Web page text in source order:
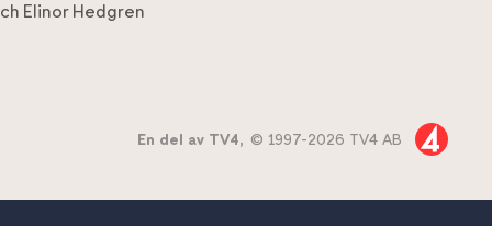
Elinor Hedgren
En del av TV4, © 1997-2026 TV4 AB